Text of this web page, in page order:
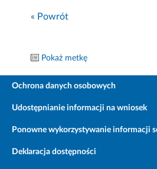
« Powrót
Pokaż metkę
Ochrona danych osobowych
Udostępnianie informacji na wniosek
Ponowne wykorzystywanie informacji
Deklaracja dostępności